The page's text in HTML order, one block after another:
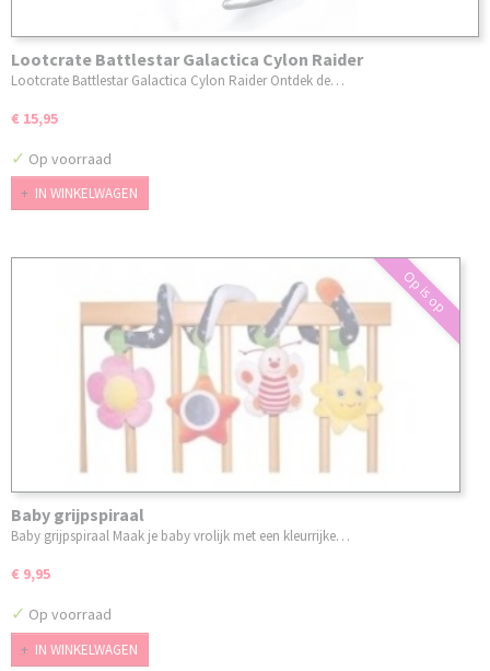
Lootcrate Battlestar Galactica Cylon Raider
Lootcrate Battlestar Galactica Cylon Raider Ontdek de…
€ 15,95
✓ Op voorraad
IN WINKELWAGEN
Op is op
Baby grijpspiraal
Baby grijpspiraal Maak je baby vrolijk met een kleurrijke…
€ 9,95
✓ Op voorraad
IN WINKELWAGEN